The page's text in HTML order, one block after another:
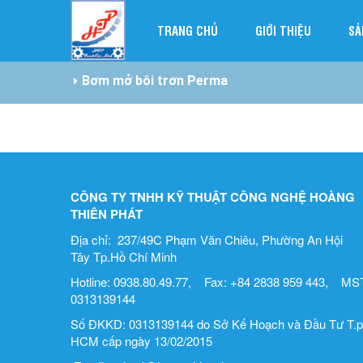
TRANG CHỦ GIỚI THIỆU
Bơm mở bôi trơn Perma
CÔNG TY TNHH KỸ THUẬT CÔNG NGHỆ HOÀNG
THIÊN PHÁT
Địa chỉ: 237/49C Phạm Văn Chiêu, Phường An Hội
Tây Tp.Hồ Chí Minh
Hotline: 0938.80.49.77, Fax: +84 2838 959 443,
0313139144
Số ĐKKD: 0313139144 do Sở Kế Hoạch và Đầu Tư T.p
HCM cấp ngày 13/02/2015